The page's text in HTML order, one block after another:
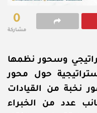
0
مشاركة
وسحور نظمها
حول محور
نخبة من القيادات
عدد من الخبراء